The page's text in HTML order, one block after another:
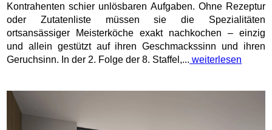
Kontrahenten schier unlösbaren Aufgaben. Ohne Rezeptur
oder Zutatenliste müssen sie die Spezialitäten
ortsansässiger Meisterköche exakt nachkochen – einzig
und allein gestützt auf ihren Geschmackssinn und ihren
Geruchsinn. In der 2. Folge der 8. Staffel,... weiterlesen